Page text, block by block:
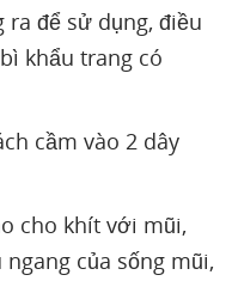
để sử dụng, điều
khẩu trang có
cầm vào 2 dây
cho khít với mũi,
của sống mũi,